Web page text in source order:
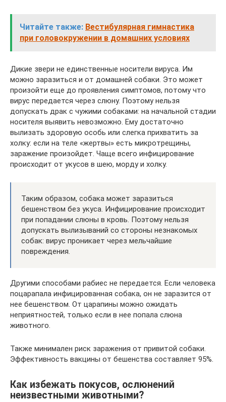
Читайте также: Вестибулярная гимнастика
при головокружении в домашних условиях
Дикие звери не единственные носители вируса. Им
можно заразиться и от домашней собаки. Это может
произойти еще до проявления симптомов, потому что
вирус передается через слюну. Поэтому нельзя
допускать драк с чужими собаками: на начальной стадии
носителя выявить невозможно. Ему достаточно
вылизать здоровую особь или слегка прихватить за
холку: если на теле «жертвы» есть микротрещины,
заражение произойдет. Чаще всего инфицирование
происходит от укусов в шею, морду и холку.
Таким образом, собака может заразиться
бешенством без укуса. Инфицирование происходит
при попадании слюны в кровь. Поэтому нельзя
допускать вылизываний со стороны незнакомых
собак: вирус проникает через мельчайшие
повреждения.
Другими способами рабиес не передается. Если человека
поцарапала инфицированная собака, он не заразится от
нее бешенством. От царапины можно ожидать
неприятностей, только если в нее попала слюна
животного.
Также минимален риск заражения от привитой собаки.
Эффективность вакцины от бешенства составляет 95%.
Как избежать покусов, ослюнений
неизвестными животными?